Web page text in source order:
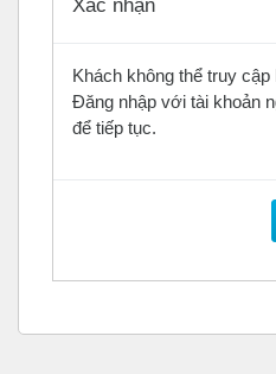
Xác nhận
Khách không thể truy
Đăng nhập với tài khoản
để tiếp tục.